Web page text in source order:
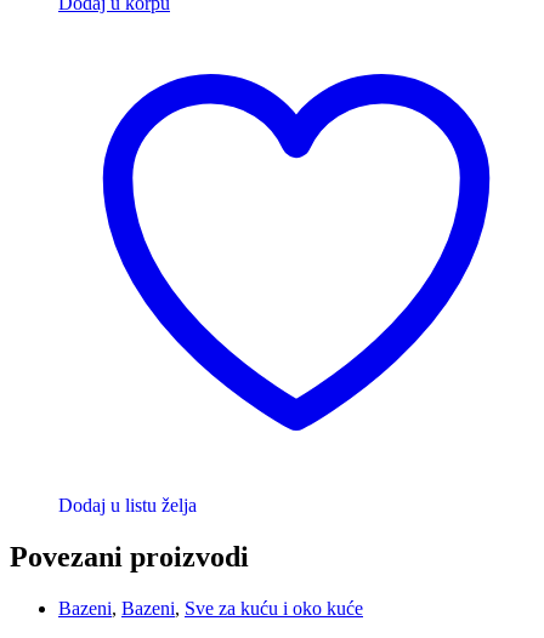
Dodaj u listu želja
Povezani proizvodi
Bazeni, Bazeni, Sve za kuću i oko kuće